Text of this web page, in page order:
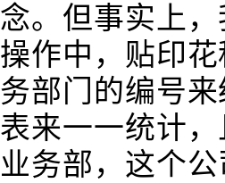
。但事实上
作中，贴印
部门的编号
来一一统计
务部，这个